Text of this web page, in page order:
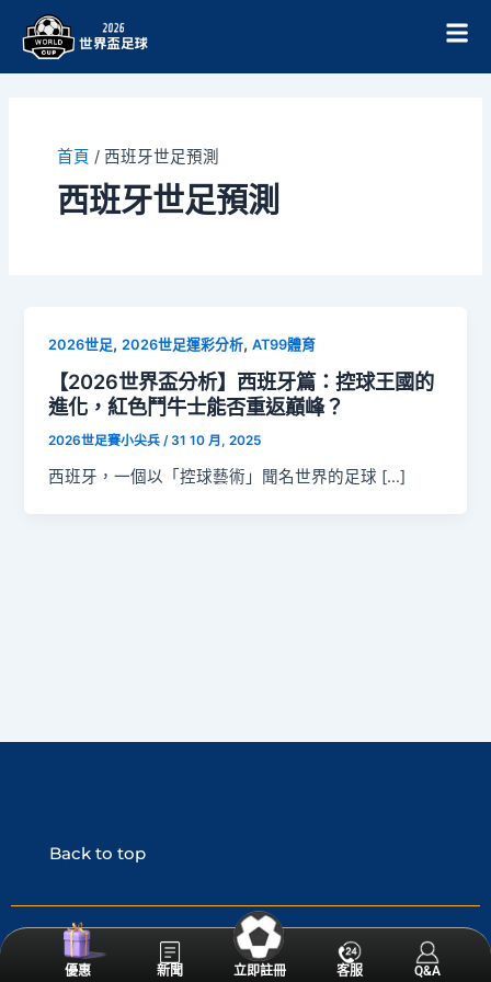
優惠 新聞 立即註冊 客服 Q&A
首頁 / 西班牙世足預測
西班牙世足預測
2026世足, 2026世足運彩分析,AT99體育
【2026世界盃分析】西班牙篇：控球王國的
進化，紅色鬥牛士能否重返巔峰？
2026世足賽小尖兵/31 10 月, 2025
西班牙，一個以「控球藝術」聞名世界的足球 […]
優惠
帳務
提存
客服
我的
Back to top
© 2026世界盃足球